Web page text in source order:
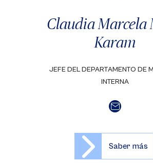
Claudia Marcela
Karam
JEFE DEL DEPARTAMENTO DE
INTERNA
Saber más